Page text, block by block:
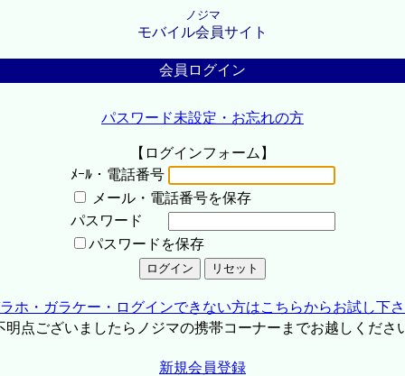
ノジマ
モバイル会員サイト
会員ログイン
パスワード未設定・お忘れの方
【ログインフォーム】
ﾒｰﾙ・電話番号
メール・電話番号を保存
パスワード
パスワードを保存
ホ・ガラケー・ログインできない方はこちらからお試し下
点ございましたらノジマの携帯コーナーまでお越しくださ
新規会員登録